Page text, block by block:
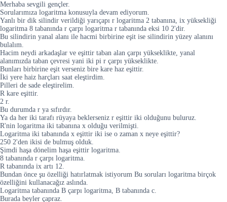
Merhaba sevgili gençler.
Sorularımıza logaritma konusuyla devam ediyorum.
Yanlı bir dik silindir verildiği yarıçapı r logaritma 2 tabanına, ix yüksekliği
logaritma 8 tabanında r çarpı logaritma r tabanında eksi 10 2'dir.
Bu silindirin yanal alanı ile hacmi birbirine eşit ise silindirin yüzey alanını
bulalım.
Hacim neydi arkadaşlar ve eşittir taban alan çarpı yükseklikte, yanal
alanımızda taban çevresi yani iki pi r çarpı yükseklikte.
Bunları birbirine eşit verseniz bire kare haz eşittir.
İki yere haiz harçları saat eleştirdim.
Pilleri de sade eleştirelim.
R kare eşittir.
2 r.
Bu durumda r ya sıfırdır.
Ya da her iki tarafı rüyaya beklerseniz r eşittir iki olduğunu buluruz.
R'nin logaritma iki tabanına x olduğu verilmişti.
Logaritma iki tabanında x eşittir iki ise o zaman x neye eşittir?
250 2'den ikisi de bulmuş olduk.
Şimdi haşa dönelim haşa eşittir logaritma.
8 tabanında r çarpı logaritma.
R tabanında ix artı 12.
Bundan önce şu özelliği hatırlatmak istiyorum Bu soruları logaritma birçok
özelliğini kullanacağız aslında.
Logaritma tabanında B çarpı logaritma, B tabanında c.
Burada beyler çapraz.